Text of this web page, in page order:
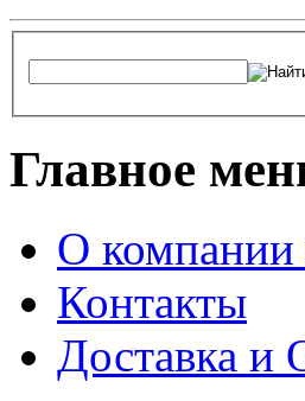
Главное
О
Контакты
Доставка и